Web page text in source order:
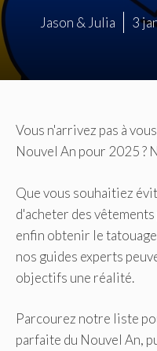
Jason & Julia 3
Vous n'arrivez pas à
Nouvel An pour 2025 ?
Que vous souhaitiez
d'acheter des
enfin obtenir le
nos guides experts
objectifs une réalité.
Parcourez notre liste
parfaite du Nouvel An,